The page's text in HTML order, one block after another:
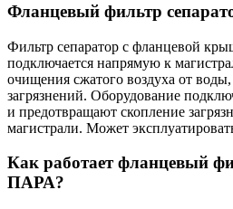
Фланцевый фильтр
Фильтр сепаратор с фланцевой
подключается напрямую к
очищения сжатого воздуха от
загрязнений. Оборудование
и предотвращают скопление
магистрали. Может
Как работает фланцевый
ПАРА?